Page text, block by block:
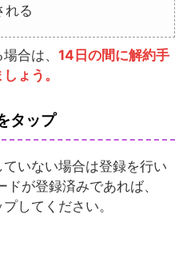
れる
合は、 14日の間に解約手
ょう。
タップ
いない場合は登録を行い
が登録済みであれば、
してください。